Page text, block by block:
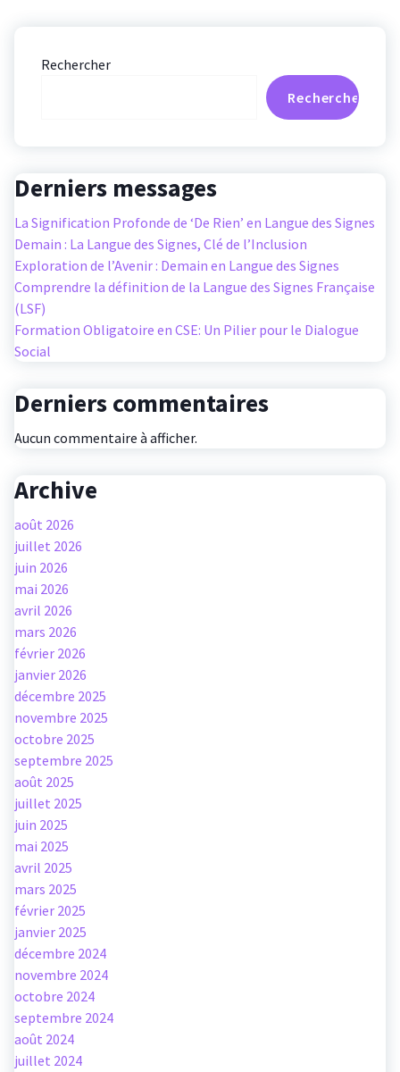
Rechercher
Rechercher
Derniers messages
La Signification Profonde de ‘De Rien’ en Langue des Signes
Demain : La Langue des Signes, Clé de l’Inclusion
Exploration de l’Avenir : Demain en Langue des Signes
Comprendre la définition de la Langue des Signes Française
(LSF)
Formation Obligatoire en CSE: Un Pilier pour le Dialogue
Social
Derniers commentaires
Aucun commentaire à afficher.
Archive
août 2026
juillet 2026
juin 2026
mai 2026
avril 2026
mars 2026
février 2026
janvier 2026
décembre 2025
novembre 2025
octobre 2025
septembre 2025
août 2025
juillet 2025
juin 2025
mai 2025
avril 2025
mars 2025
février 2025
janvier 2025
décembre 2024
novembre 2024
octobre 2024
septembre 2024
août 2024
juillet 2024